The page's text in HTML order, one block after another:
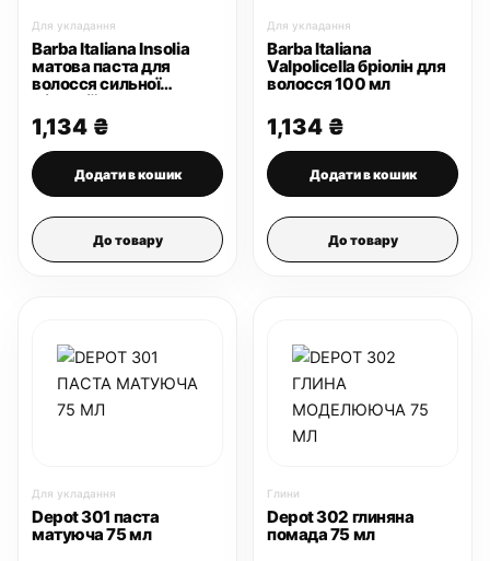
Для укладання
Barba Italiana Insolia
матова паста для
волосся сильної
фіксації 100 мл
1,134 ₴
Додати в кошик
До товару
Для укладання
Barba Italiana
Valpolicella бріолін для
волосся 100 мл
1,134 ₴
Додати в кошик
До товару
Для укладання
Depot 301 паста
матуюча 75 мл
Глини
Depot 302 глиняна
помада 75 мл